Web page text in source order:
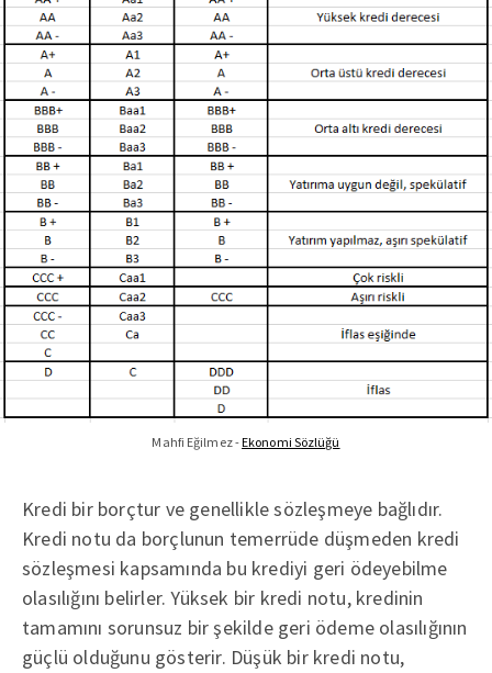
Mahfi Eğilmez -Ekonomi Sözlüğü
Kredi bir borçtur ve genellikle sözleşmeye bağlıdır.
Kredi notu da borçlunun temerrüde düşmeden kredi
sözleşmesi kapsamında bu krediyi geri ödeyebilme
olasılığını belirler. Yüksek bir kredi notu, kredinin
tamamını sorunsuz bir şekilde geri ödeme olasılığının
güçlü olduğunu gösterir. Düşük bir kredi notu,